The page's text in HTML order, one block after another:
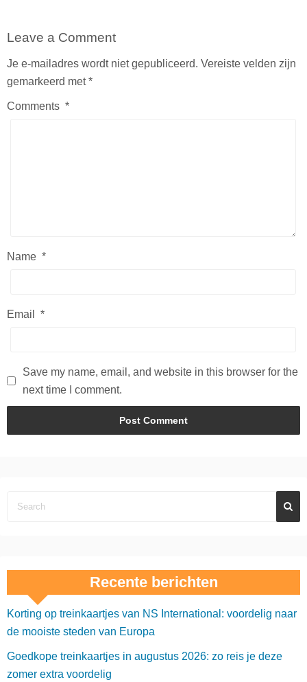
Leave a Comment
Je e-mailadres wordt niet gepubliceerd. Vereiste velden zijn
gemarkeerd met*
Comments *
Name *
Email *
Save my name, email, and website in this browser for the
next time I comment.
Recente berichten
Korting op treinkaartjes van NS International: voordelig naar
de mooiste steden van Europa
Goedkope treinkaartjes in augustus 2026: zo reis je deze
zomer extra voordelig